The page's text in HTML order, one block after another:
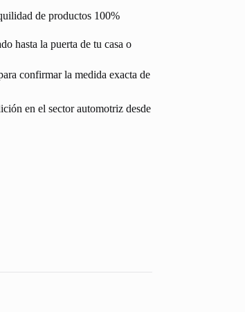
de productos 100%
hasta la puerta de tu casa o
confirmar la medida exacta de
en el sector automotriz desde